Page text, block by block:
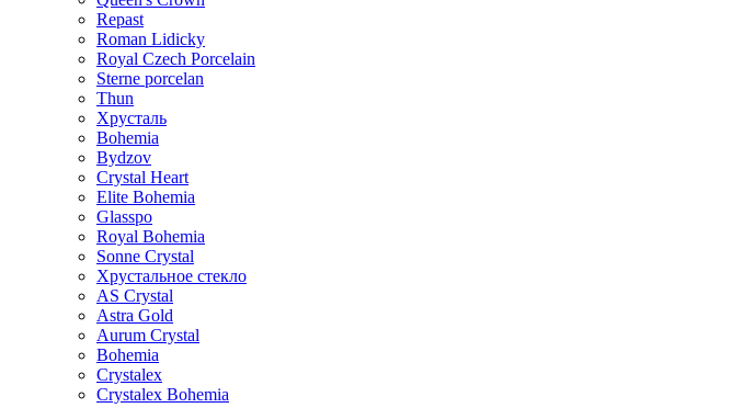
Repast
Roman Lidicky
Royal Czech Porcelain
Sterne porcelan
Thun
Хрусталь
Bohemia
Bydzov
Crystal Heart
Elite Bohemia
Glasspo
Royal Bohemia
Sonne Crystal
Хрустальное стекло
AS Crystal
Astra Gold
Aurum Crystal
Bohemia
Crystalex
Crystalex Bohemia